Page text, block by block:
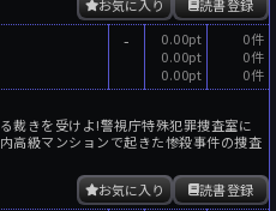
読書登録
お気に入り
-
0.00pt
0.00pt
0.00pt
0件
0件
0件
裁きを受けよ!警視庁特殊犯罪捜査室に
高級マンションで起きた惨殺事件の捜査
読書登録
お気に入り